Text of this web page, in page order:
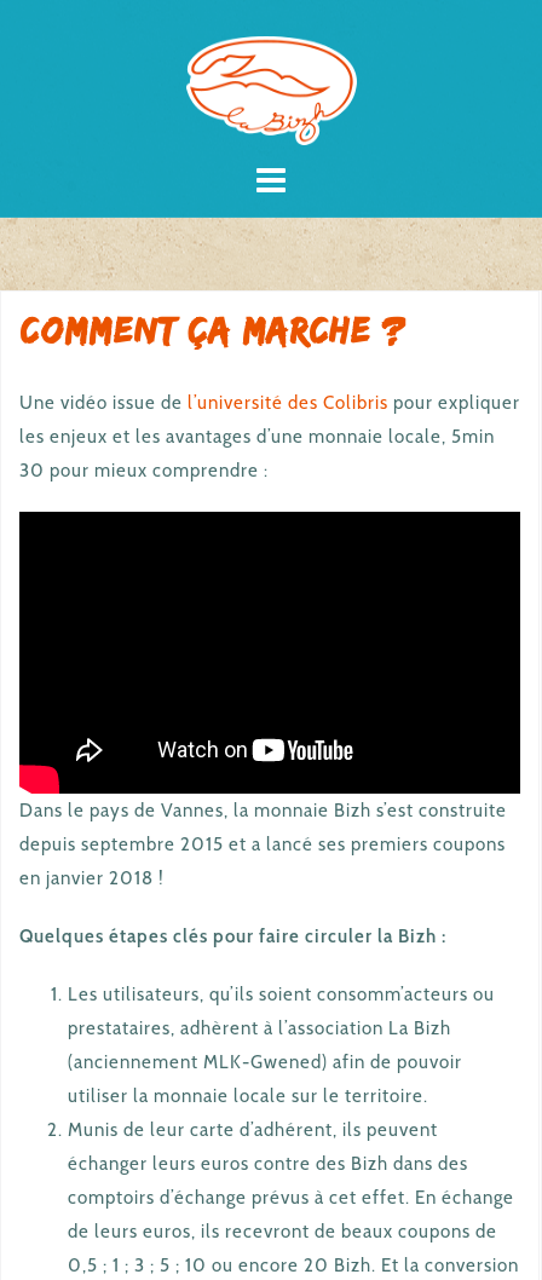
Comment ça marche ?
Une vidéo issue de l’université des Colibris pour expliquer
les enjeux et les avantages d’une monnaie locale, 5min
30 pour mieux comprendre :
Dans le pays de Vannes, la monnaie Bizh s’est construite
depuis septembre 2015 et a lancé ses premiers coupons
en janvier 2018 !
Quelques étapes clés pour faire circuler la Bizh :
Les utilisateurs, qu’ils soient consomm’acteurs ou
prestataires, adhèrent à l’association La Bizh
(anciennement MLK-Gwened) afin de pouvoir
utiliser la monnaie locale sur le territoire.
Munis de leur carte d’adhérent, ils peuvent
échanger leurs euros contre des Bizh dans des
comptoirs d’échange prévus à cet effet. En échange
de leurs euros, ils recevront de beaux coupons de
0,5 ; 1 ; 3 ; 5 ; 10 ou encore 20 Bizh. Et la conversion